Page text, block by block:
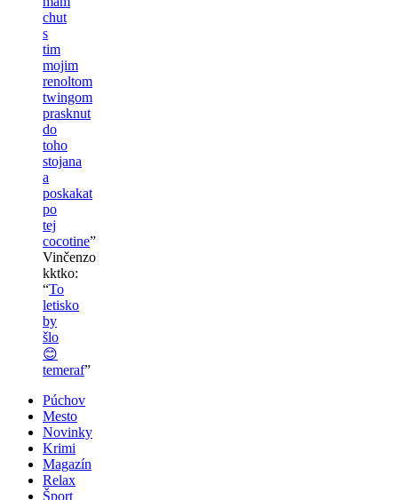
chut
s
tim
mojim
renoltom
twingom
prasknut
do
toho
stojana
a
poskakat
po
tej
cocotine”
Vinčenzo
kktko:
“To
letisko
by
šlo
😊
temeraf”
Púchov
Mesto
Novinky
Krimi
Magazín
Relax
Šport